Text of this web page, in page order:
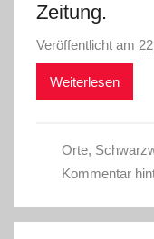
Zeitung.
Veröffentlicht am
Weiterlesen
Orte,
Kommentar